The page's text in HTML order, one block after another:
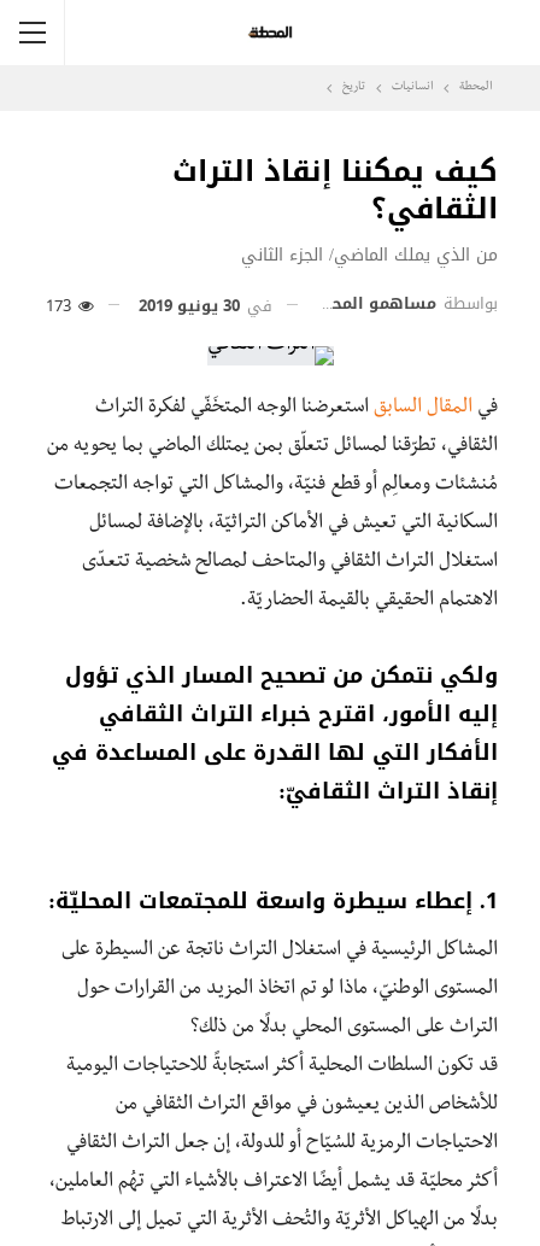
المحطة انسانيات تاريخ
كيف يمكننا إنقاذ التراث
الثقافي؟
من الذي يملك الماضي/ الجزء الثاني
بواسطة مساهمو المحطة في 30 يونيو 2019
في المقال السابق استعرضنا الوجه المتخَفّي لفكرة التراث
الثقافي، تطرّقنا لمسائل تتعلّق بمن يمتلك الماضي بما يحويه من
مُنشئات ومعالِم أو قطع فنيّة، والمشاكل التي تواجه التجمعات
السكانية التي تعيش في الأماكن التراثيّة، بالإضافة لمسائل
استغلال التراث الثقافي والمتاحف لمصالح شخصية تتعدّى
الاهتمام الحقيقي بالقيمة الحضاريّة.
ولكي نتمكن من تصحيح المسار الذي تؤول
إليه الأمور، اقترح خبراء التراث الثقافي
الأفكار التي لها القدرة على المساعدة في
إنقاذ التراث الثقافيّ:
1. إعطاء سيطرة واسعة للمجتمعات المحليّة:
المشاكل الرئيسية في استغلال التراث ناتجة عن السيطرة على
المستوى الوطنيّ، ماذا لو تم اتخاذ المزيد من القرارات حول
التراث على المستوى المحلي بدلًا من ذلك؟
قد تكون السلطات المحلية أكثر استجابةً للاحتياجات اليومية
للأشخاص الذين يعيشون في مواقع التراث الثقافي من
الاحتياجات الرمزية للسُيّاح أو للدولة، إن جعل التراث الثقافي
أكثر محليّة قد يشمل أيضًا الاعتراف بالأشياء التي تهُم العاملين،
بدلًا من الهياكل الأثريّة والتُحف الأثرية التي تميل إلى الارتباط